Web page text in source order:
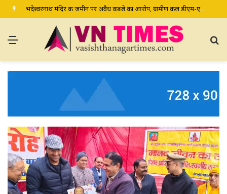
भदेश्वरनाथ मंदिर की जमीन पर अवैध कब्जे का आरोप, ग्रामीण कल डीएम-एसपी से करेंगे शिकायत
Menu